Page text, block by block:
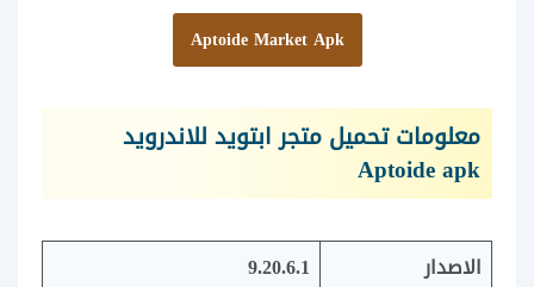
Aptoide Market Apk
معلومات تحميل متجر ابتويد للاندرويد
Aptoide apk
الاصدار
9.20.6.1